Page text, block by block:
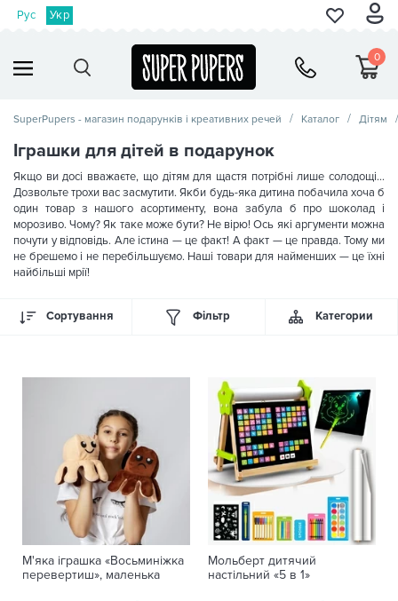
Рус Укр
0
SuperPupers - магазин подарунків і креативних речей Каталог Дітям
Іграшки для дітей в подарунок
Якщо ви досі вважаєте, що дітям для щастя потрібні лише солодощі…
Дозвольте трохи вас засмутити. Якби будь-яка дитина побачила хоча б
один товар з нашого асортименту, вона забула б про шоколад і
морозиво. Чому? Як таке може бути? Не вірю! Ось які аргументи можна
почути у відповідь. Але істина — це факт! А факт — це правда. Тому ми
не брешемо і не перебільшуємо. Наші товари для найменших — це їхні
найбільші мрії!
Сортування Фільтр Категории
М'яка іграшка «Восьминіжка
перевертиш», маленька
Мольберт дитячий
настільний «5 в 1»